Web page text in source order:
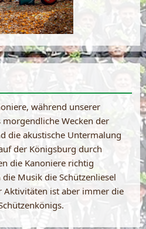
während unserer
Wecken der
die akustische Untermalung
der Königsburg durch
die Kanoniere richtig
Musik die Schützenliesel
Aktivitäten ist aber immer die